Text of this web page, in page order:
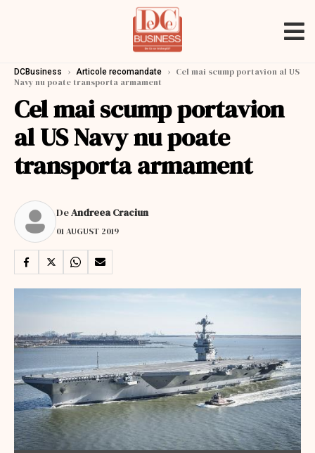
DCBusiness › Articole recomandate › Cel mai scump portavion al US
Navy nu poate transporta armament
Cel mai scump portavion
al US Navy nu poate
transporta armament
DeAndreea Craciun
01 AUGUST 2019